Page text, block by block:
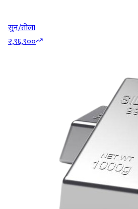
सुन/तोला
२,९६,९००